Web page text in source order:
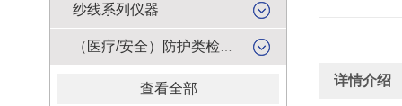
详情介绍
纱线系列仪器
查看全部